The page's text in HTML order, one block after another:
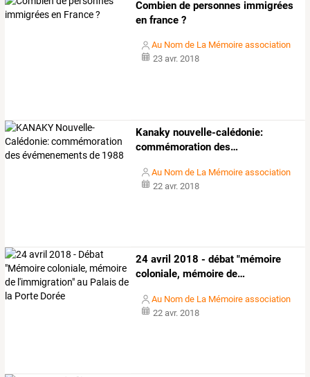
Combien de personnes immigrées
en france ?
Au Nom de La Mémoire association
23 avr. 2018
Kanaky nouvelle-calédonie:
commémoration des…
Au Nom de La Mémoire association
22 avr. 2018
24 avril 2018 - débat "mémoire
coloniale, mémoire de…
Au Nom de La Mémoire association
22 avr. 2018